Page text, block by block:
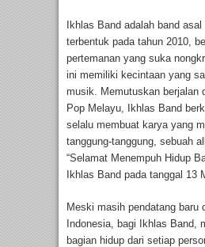
Ikhlas Band adalah band
terbentuk pada tahun 2010,
pertemanan yang suka
ini memiliki kecintaan yang
musik. Memutuskan berjalan
Pop Melayu, Ikhlas Band
selalu membuat karya yang
tanggung-tanggung, sebuah
“Selamat Menempuh Hidup
Ikhlas Band pada tanggal 13
Meski masih pendatang baru
Indonesia, bagi Ikhlas Band,
bagian hidup dari setiap